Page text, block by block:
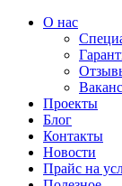
О нас
Проекты
Блог
Контакты
Новости
Прайс на